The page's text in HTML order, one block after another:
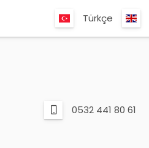
Türkçe
0532 441 80 61